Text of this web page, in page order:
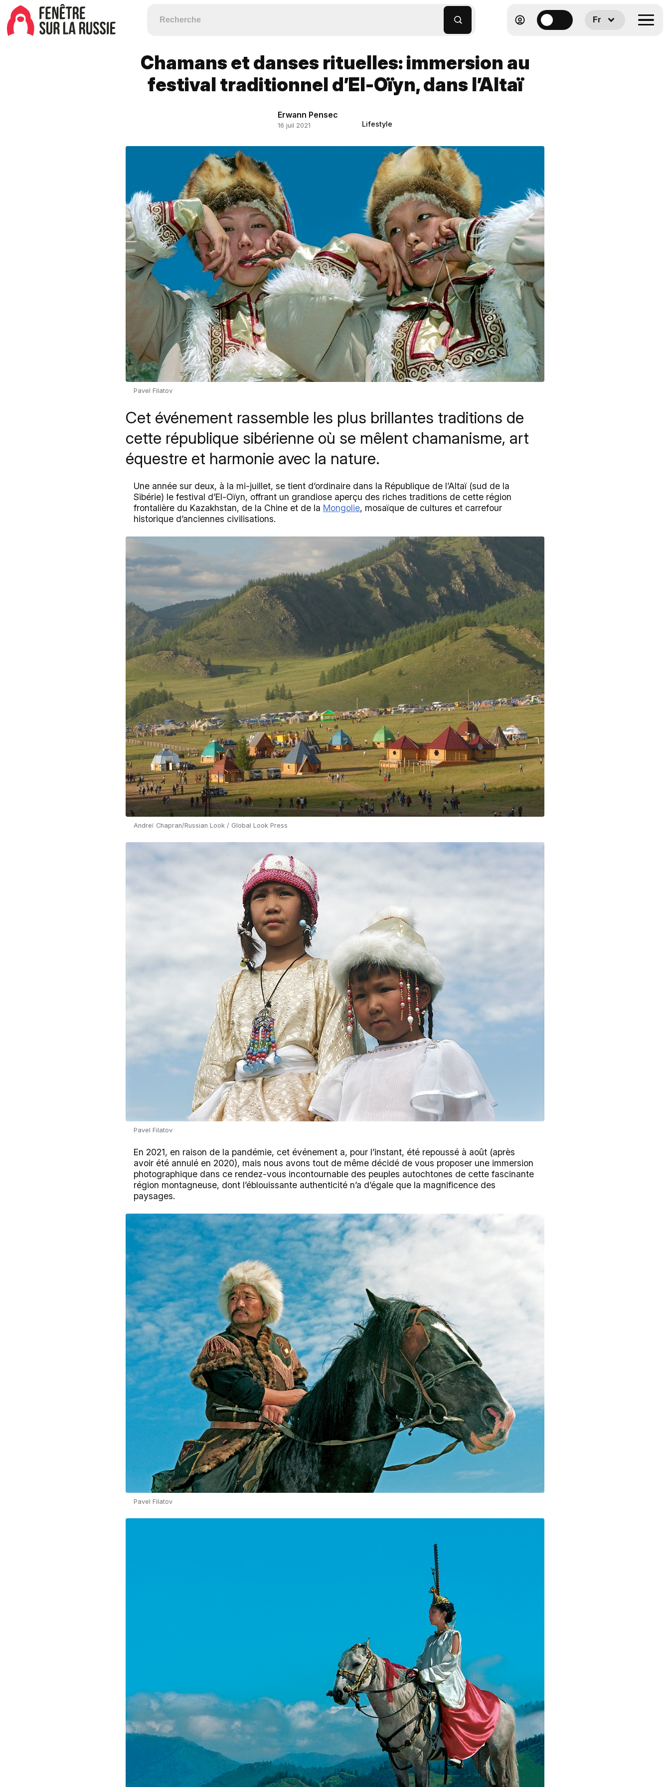
Fr
Chamans et danses rituelles: immersion au
festival traditionnel d’El-Oïyn, dans l’Altaï
Erwann Pensec
16 juil 2021 Lifestyle
Pavel Filatov
Cet événement rassemble les plus brillantes traditions de
cette république sibérienne où se mêlent chamanisme, art
équestre et harmonie avec la nature.
Une année sur deux, à la mi-juillet, se tient d’ordinaire dans la République de l’Altaï (sud de la
Sibérie) le festival d’El-Oïyn, offrant un grandiose aperçu des riches traditions de cette région
frontalière du Kazakhstan, de la Chine et de la Mongolie, mosaïque de cultures et carrefour
historique d’anciennes civilisations.
Andreï Chapran/Russian Look / Global Look Press
Pavel Filatov
En 2021, en raison de la pandémie, cet événement a, pour l’instant, été repoussé à août (après
avoir été annulé en 2020), mais nous avons tout de même décidé de vous proposer une immersion
photographique dans ce rendez-vous incontournable des peuples autochtones de cette fascinante
région montagneuse, dont l’éblouissante authenticité n’a d’égale que la magnificence des
paysages.
Pavel Filatov